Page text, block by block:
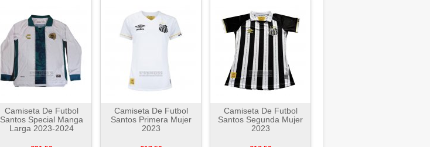
Camiseta De Futbol
Santos Special Manga
Larga 2023-2024
Camiseta De Futbol
Santos Primera Mujer
2023
Camiseta De Futbol
Santos Segunda Mujer
2023